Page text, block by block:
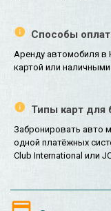
Способы
Аренду автомобиля в
картой или
Типы карт для
Забронировать авто
одной платёжных
Club International или